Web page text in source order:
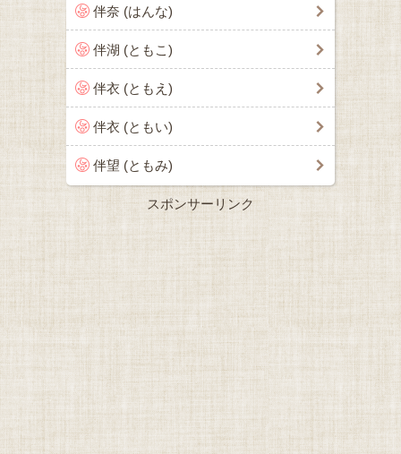
伴奈 (はんな)
伴湖 (ともこ)
伴衣 (ともえ)
伴衣 (ともい)
伴望 (ともみ)
スポンサーリンク